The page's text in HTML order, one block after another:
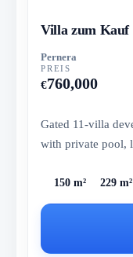
Villa zum Kauf
Pernera
PREIS
€760,000
Gated 11-villa
with private pool,
150 m² 229 m²